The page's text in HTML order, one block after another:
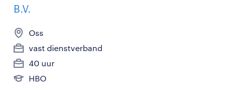
B.V.
Oss
vast dienstverband
40 uur
HBO